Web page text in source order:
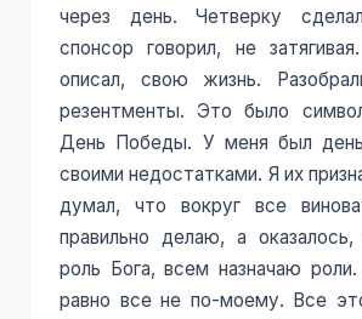
через день. Четверку
спонсор говорил, не
описал, свою жизнь.
резентменты. Это было
День Победы. У меня был
своими недостатками. Я их
думал, что вокруг все
правильно делаю, а
роль Бога, всем назначаю
равно все не по-моему. Все